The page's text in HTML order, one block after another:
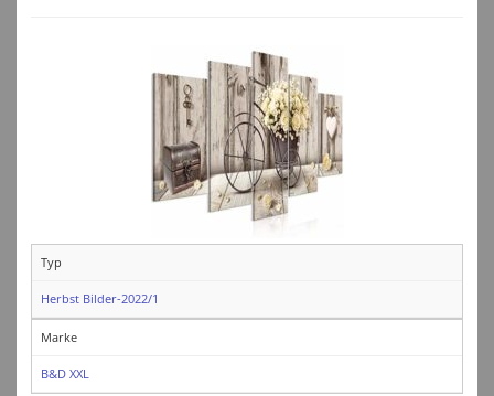
Typ
Herbst Bilder-2022/1
Marke
B&D XXL